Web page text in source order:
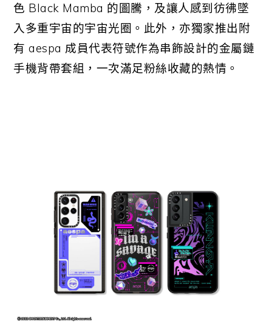
色 Black Mamba 的圖騰，及讓人感到彷彿墜
入多重宇宙的宇宙光圈。此外，亦獨家推出附
有 aespa 成員代表符號作為串飾設計的金屬鏈
手機背帶套組，一次滿足粉絲收藏的熱情。